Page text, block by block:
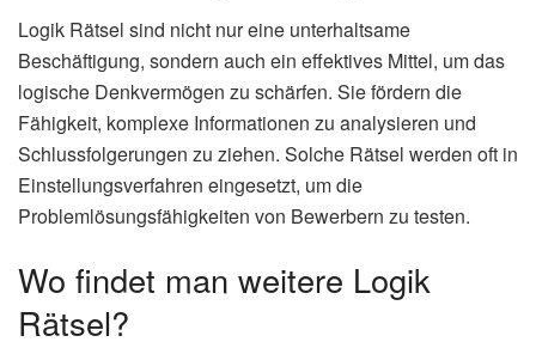
Logik Rätsel sind nicht nur eine unterhaltsame
Beschäftigung, sondern auch ein effektives Mittel, um das
logische Denkvermögen zu schärfen. Sie fördern die
Fähigkeit, komplexe Informationen zu analysieren und
Schlussfolgerungen zu ziehen. Solche Rätsel werden oft in
Einstellungsverfahren eingesetzt, um die
Problemlösungsfähigkeiten von Bewerbern zu testen.
Wo findet man weitere Logik
Rätsel?